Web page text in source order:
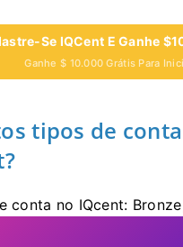
Se IQCent E Ganhe
Ganhe $ 10.000 Grátis Para
tipos de
conta no IQcent: